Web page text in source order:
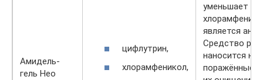
Амидель-
гель Нео
цифлутрин,
хлорамфеникол,
уменьшает
является
Средство
наносится на
поражённые